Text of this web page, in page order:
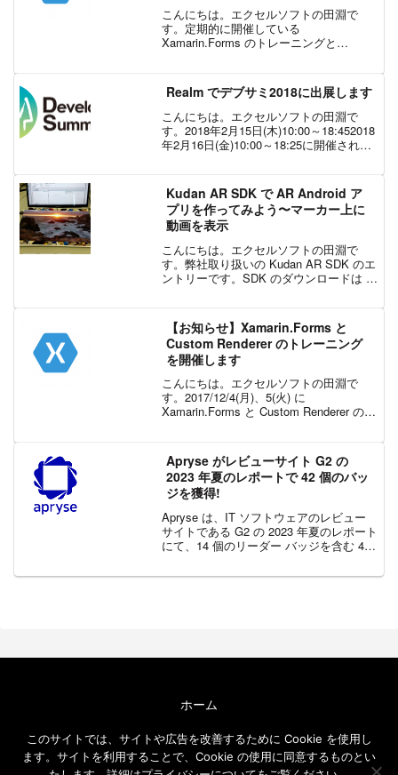
こんにちは。エクセルソフトの田淵で
す。定期的に開催している
Xamarin.Forms のトレーニングと
Xamarin : XLsoft エクセ...
Realm でデブサミ2018に出展します
こんにちは。エクセルソフトの田淵で
す。2018年2月15日(木)10:00～18:452018
年2月16日(金)10:00～18:25に開催される
Kudan AR SDK で AR Android ア
プリを作ってみよう〜マーカー上に
動画を表示
こんにちは。エクセルソフトの田淵で
す。弊社取り扱いの Kudan AR SDK のエ
ントリーです。SDK のダウンロードは こ
でご利用いただけます。企業の方は有
料...
【お知らせ】Xamarin.Forms と
Custom Renderer のトレーニング
を開催します
こんにちは。エクセルソフトの田淵で
す。2017/12/4(月)、5(火) に
Xamarin.Forms と Custom Renderer のト
ーザーが満足する...
Apryse がレビューサイト G2 の
2023 年夏のレポートで 42 個のバッ
ジを獲得!
Apryse は、IT ソフトウェアのレビュー
サイトである G2 の 2023 年夏のレポート
にて、14 個のリーダー バッジを含む 42
G2 は、100 万人以上の企業や個人が使用
ホーム
免責事項
メールニュース
このサイトでは、サイトや広告を改善するために Cookie を使用し
ます。サイトを利用することで、Cookie の使用に同意するものとい